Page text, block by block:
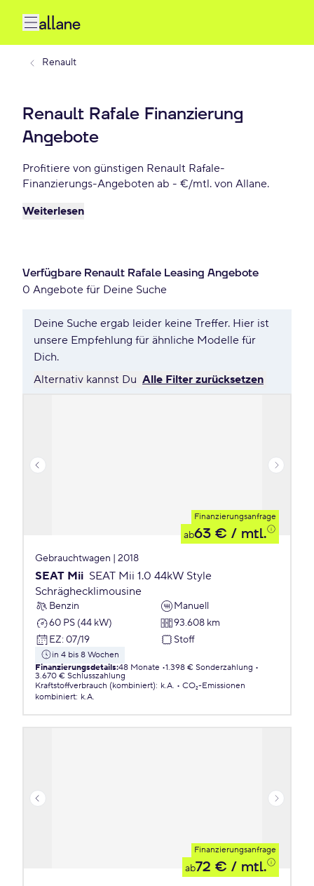
Renault
Renault Rafale Finanzierung
Angebote
Profitiere von günstigen Renault Rafale-
Finanzierungs-Angeboten ab - €/mtl. von Allane.
Weiterlesen
Verfügbare Renault Rafale Leasing Angebote
0 Angebote für Deine Suche
Deine Suche ergab leider keine Treffer. Hier ist
unsere Empfehlung für ähnliche Modelle für
Dich.
Alternativ kannst Du Alle Filter zurücksetzen
Finanzierungsanfrage
ab63 € / mtl.
Gebrauchtwagen | 2018
SEAT Mii SEAT Mii 1.0 44kW Style
Schräghecklimousine
Benzin
Manuell
60 PS (44 kW)
93.608 km
EZ: 07/19 Stoff
in 4 bis 8 Wochen
Finanzierungsdetails:48 Monate 1.398 € Sonderzahlung
3.670 € Schlusszahlung
Kraftstoffverbrauch (kombiniert): k.A.
CO₂-Emissionen
kombiniert: k.A.
Finanzierungsanfrage
ab72 € / mtl.